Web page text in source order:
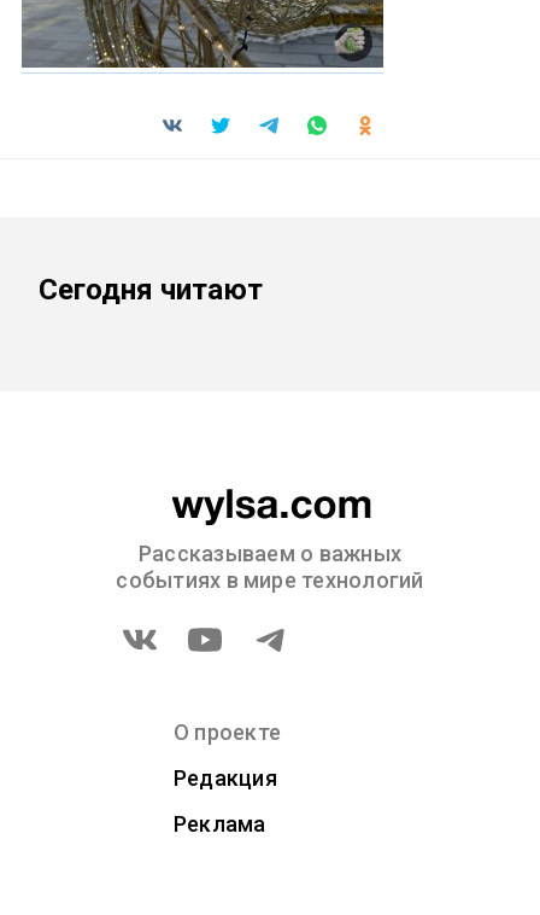
Сегодня читают
Рассказываем о важных
событиях в мире технологий
О проекте
Редакция
Реклама